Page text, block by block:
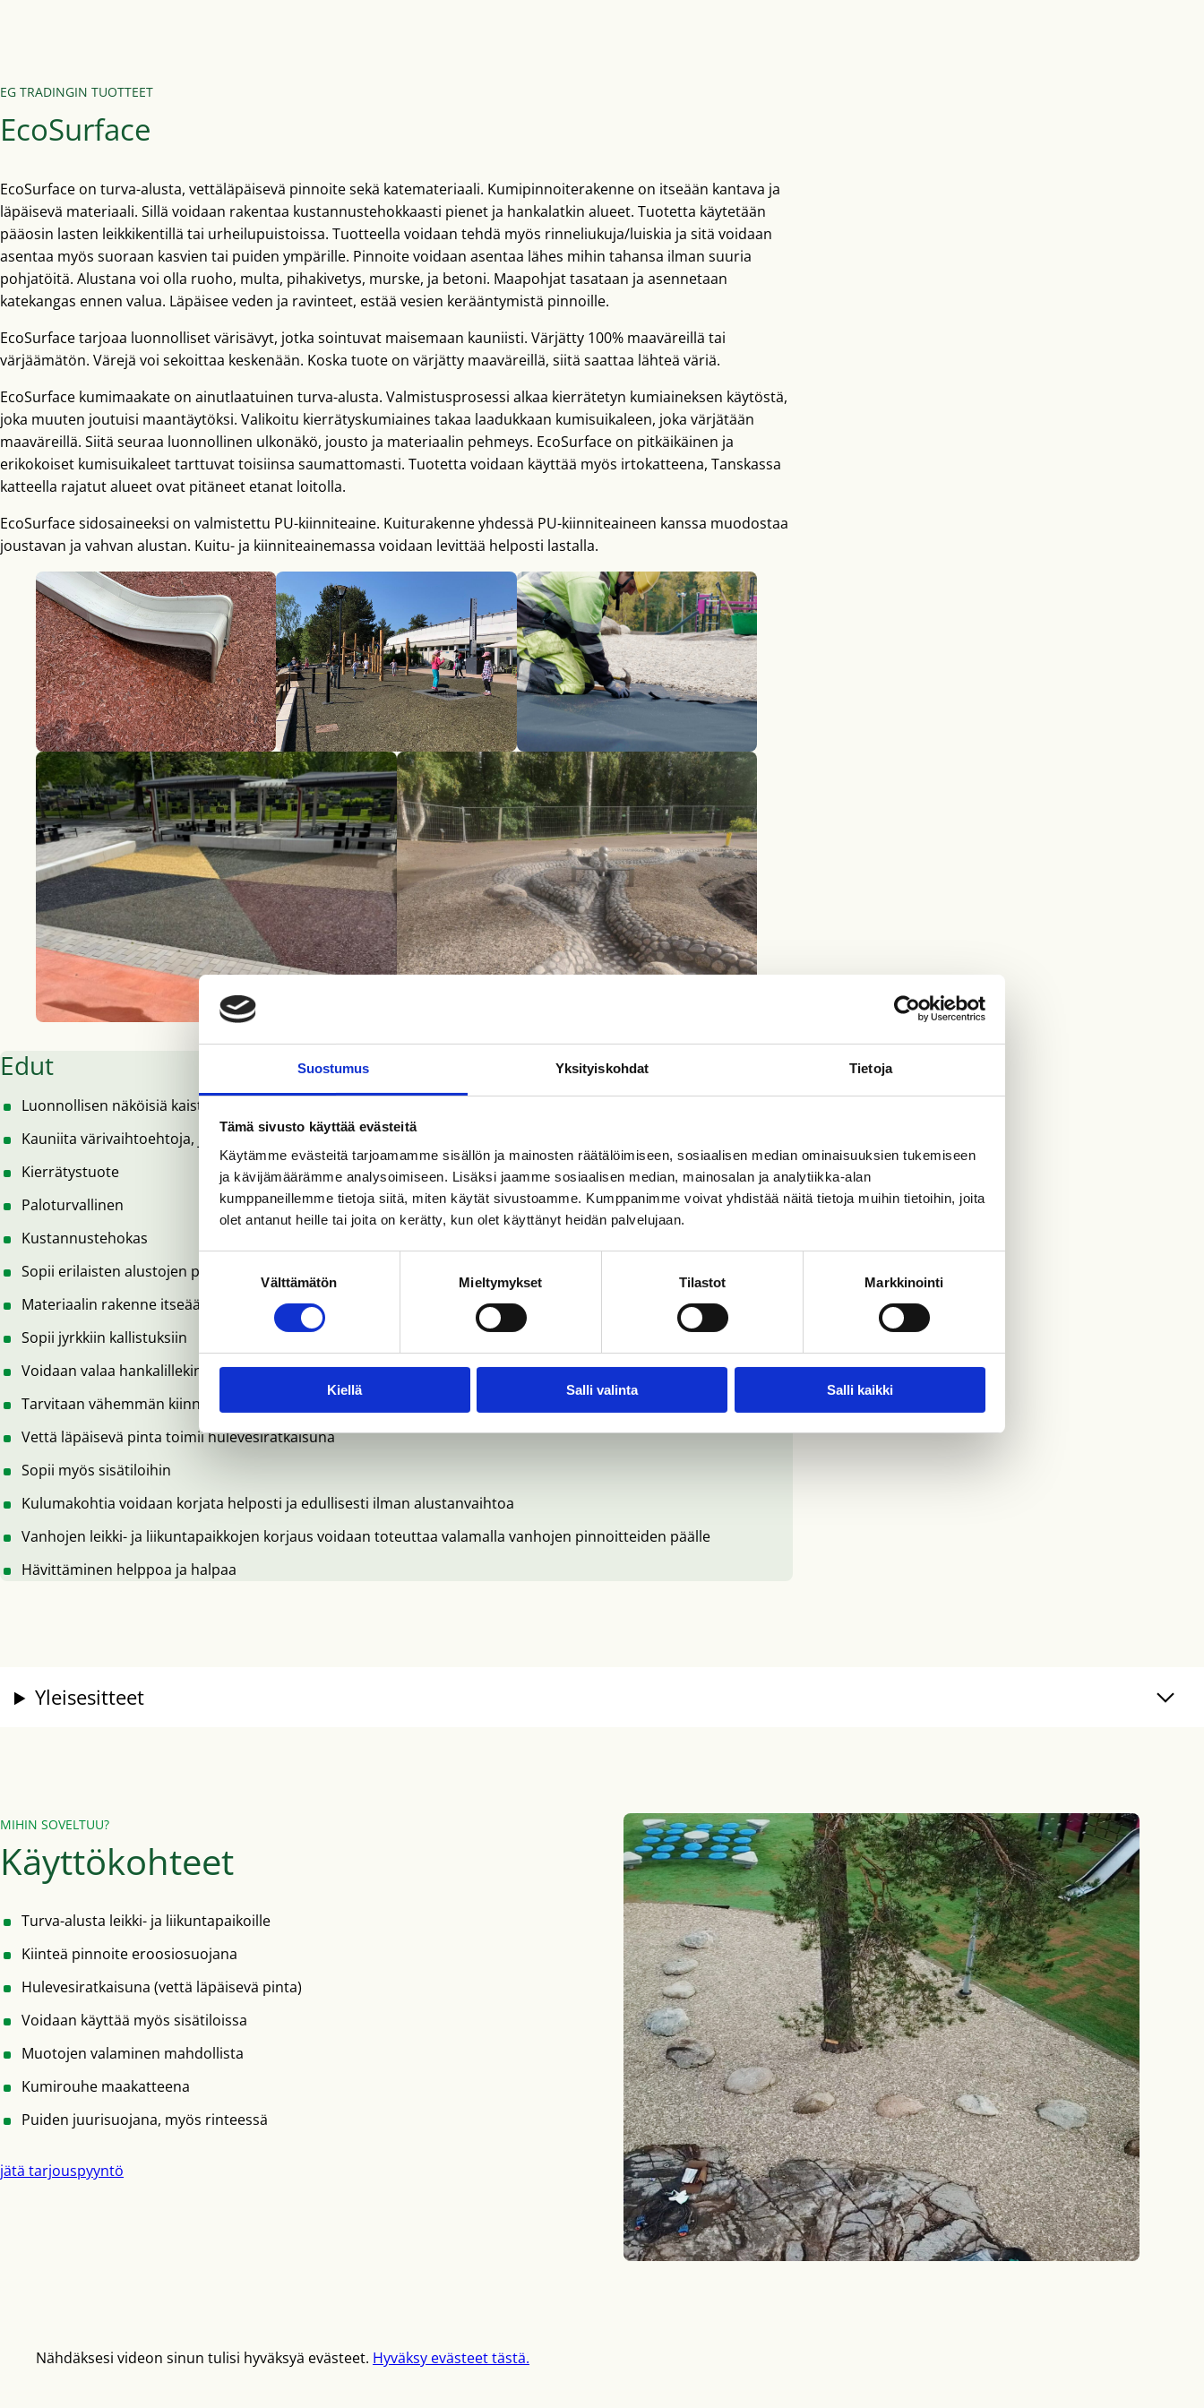
Suostumus Yksityiskohdat Tietoja
Tämä sivusto käyttää evästeitä
Käytämme evästeitä tarjoamamme sisällön ja mainosten räätälöimiseen, sosiaalisen median ominaisuuksien tukemiseen
ja kävijämäärämme analysoimiseen. Lisäksi jaamme sosiaalisen median, mainosalan ja analytiikka-alan
kumppaneillemme tietoja siitä, miten käytät sivustoamme. Kumppanimme voivat yhdistää näitä tietoja muihin tietoihin, joita
olet antanut heille tai joita on kerätty, kun olet käyttänyt heidän palvelujaan.
Välttämätön Mieltymykset Tilastot Markkinointi
Kiellä Salli valinta Salli kaikki
EG TRADINGIN TUOTTEET
EcoSurface
EcoSurface on turva-alusta, vettäläpäisevä pinnoite sekä katemateriaali. Kumipinnoiterakenne on itseään kantava ja
läpäisevä materiaali. Sillä voidaan rakentaa kustannustehokkaasti pienet ja hankalatkin alueet. Tuotetta käytetään
pääosin lasten leikkikentillä tai urheilupuistoissa. Tuotteella voidaan tehdä myös rinneliukuja/luiskia ja sitä voidaan
asentaa myös suoraan kasvien tai puiden ympärille. Pinnoite voidaan asentaa lähes mihin tahansa ilman suuria
pohjatöitä. Alustana voi olla ruoho, multa, pihakivetys, murske, ja betoni. Maapohjat tasataan ja asennetaan
katekangas ennen valua. Läpäisee veden ja ravinteet, estää vesien kerääntymistä pinnoille.
EcoSurface tarjoaa luonnolliset värisävyt, jotka sointuvat maisemaan kauniisti. Värjätty 100% maaväreillä tai
värjäämätön. Värejä voi sekoittaa keskenään. Koska tuote on värjätty maaväreillä, siitä saattaa lähteä väriä.
EcoSurface kumimaakate on ainutlaatuinen turva-alusta. Valmistusprosessi alkaa kierrätetyn kumiaineksen käytöstä,
joka muuten joutuisi maantäytöksi. Valikoitu kierrätyskumiaines takaa laadukkaan kumisuikaleen, joka värjätään
maaväreillä. Siitä seuraa luonnollinen ulkonäkö, jousto ja materiaalin pehmeys. EcoSurface on pitkäikäinen ja
erikokoiset kumisuikaleet tarttuvat toisiinsa saumattomasti. Tuotetta voidaan käyttää myös irtokatteena, Tanskassa
katteella rajatut alueet ovat pitäneet etanat loitolla.
EcoSurface sidosaineeksi on valmistettu PU-kiinniteaine. Kuiturakenne yhdessä PU-kiinniteaineen kanssa muodostaa
joustavan ja vahvan alustan. Kuitu- ja kiinniteainemassa voidaan levittää helposti lastalla.
Edut
Luonnollisen näköisiä kaistaleita, ideaalinen metsämaisemaan ja herkille alueille
Kauniita värivaihtoehtoja, joita voidaan sekoittaa graafisten muotojen esiintuomiseksi
Kierrätystuote
Paloturvallinen
Kustannustehokas
Sopii erilaisten alustojen päälle, pohjarakenteita ei tarvitse vaihtaa
Materiaalin rakenne itseään kantava
Sopii jyrkkiin kallistuksiin
Voidaan valaa hankalillekin alueille
Tarvitaan vähemmän kiinniteainetta kuin muissa raevaluissa
Vettä läpäisevä pinta toimii hulevesiratkaisuna
Sopii myös sisätiloihin
Kulumakohtia voidaan korjata helposti ja edullisesti ilman alustanvaihtoa
Vanhojen leikki- ja liikuntapaikkojen korjaus voidaan toteuttaa valamalla vanhojen pinnoitteiden päälle
Hävittäminen helppoa ja halpaa
Yleisesitteet
MIHIN SOVELTUU?
Käyttökohteet
Turva-alusta leikki- ja liikuntapaikoille
Kiinteä pinnoite eroosiosuojana
Hulevesiratkaisuna (vettä läpäisevä pinta)
Voidaan käyttää myös sisätiloissa
Muotojen valaminen mahdollista
Kumirouhe maakatteena
Puiden juurisuojana, myös rinteessä
jätä tarjouspyyntö
Nähdäksesi videon sinun tulisi hyväksyä evästeet. Hyväksy evästeet tästä.